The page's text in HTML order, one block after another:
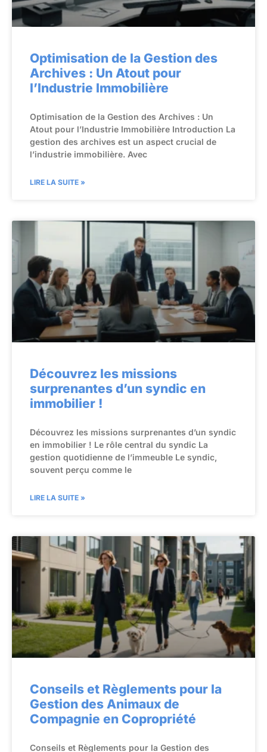
Optimisation de la Gestion des
Archives : Un Atout pour
l’Industrie Immobilière
Optimisation de la Gestion des Archives : Un
Atout pour l’Industrie Immobilière Introduction La
gestion des archives est un aspect crucial de
l’industrie immobilière. Avec
LIRE LA SUITE »
Découvrez les missions
surprenantes d’un syndic en
immobilier !
Découvrez les missions surprenantes d’un syndic
en immobilier ! Le rôle central du syndic La
gestion quotidienne de l’immeuble Le syndic,
souvent perçu comme le
LIRE LA SUITE »
Conseils et Règlements pour la
Gestion des Animaux de
Compagnie en Copropriété
Conseils et Règlements pour la Gestion des